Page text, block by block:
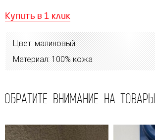
Купить в 1 клик
Цвет: малиновый
Материал: 100% кожа
ОБРАТИТЕ ВНИМАНИЕ НА ТОВАРЫ